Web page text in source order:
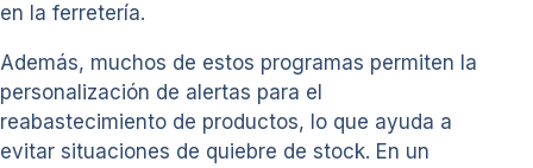
en la ferretería.
Además, muchos de estos programas permiten la
personalización de alertas para el
reabastecimiento de productos, lo que ayuda a
evitar situaciones de quiebre de stock. En un